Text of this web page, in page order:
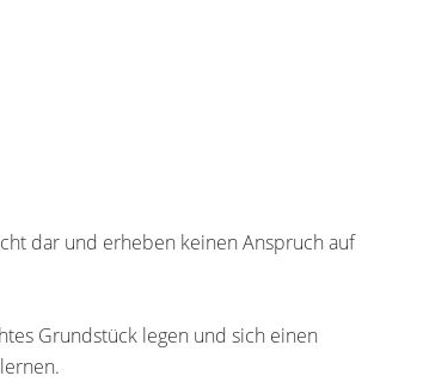
dar und erheben keinen Anspruch auf
Grundstück legen und sich einen